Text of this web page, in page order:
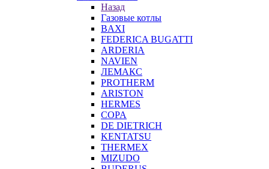
Назад
Газовые котлы
BAXI
FEDERICA BUGATTI
ARDERIA
NAVIEN
ЛЕМАКС
PROTHERM
ARISTON
HERMES
COPA
DE DIETRICH
KENTATSU
THERMEX
MIZUDO